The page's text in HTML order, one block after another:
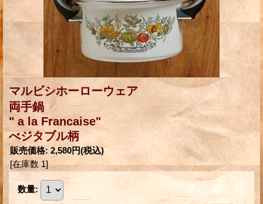
マルビシホーローウェア
両手鍋
" a la Francaise"
べジタブル柄
販売価格: 2,580円(税込)
[在庫数 1]
数量: